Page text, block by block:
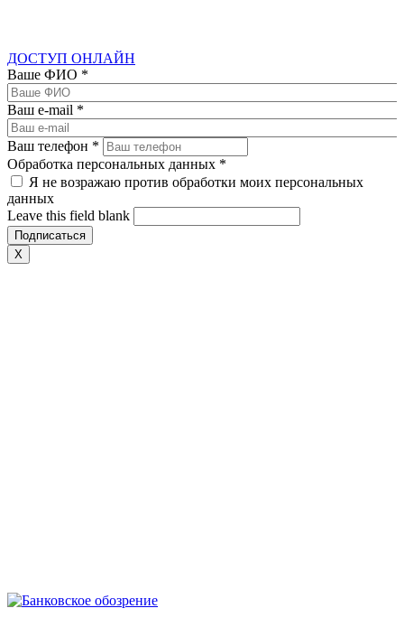
ДОСТУП ОНЛАЙН
Ваше ФИО *
Ваш e-mail *
Ваш телефон *
Обработка персональных данных *
Я не возражаю против обработки моих персональных
данных
Leave this field blank
X